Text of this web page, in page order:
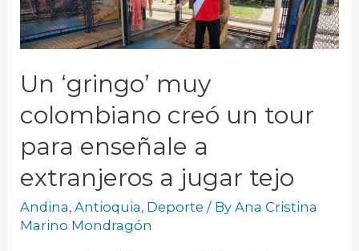
Un ‘gringo’ muy
colombiano creó un tour
para enseñale a
extranjeros a jugar tejo
Andina,Antioquia, Deporte / ByAna Cristina
Marino Mondragón